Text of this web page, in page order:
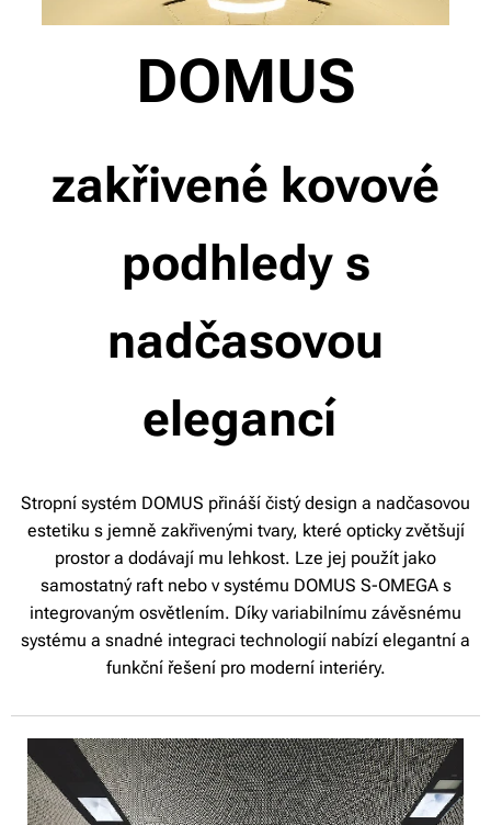
DOMUS
zakřivené kovové
podhledy s
nadčasovou
elegancí
Stropní systém DOMUS přináší čistý design a nadčasovou
estetiku s jemně zakřivenými tvary, které opticky zvětšují
prostor a dodávají mu lehkost. Lze jej použít jako
samostatný raft nebo v systému DOMUS S-OMEGA s
integrovaným osvětlením. Díky variabilnímu závěsnému
systému a snadné integraci technologií nabízí elegantní a
funkční řešení pro moderní interiéry.